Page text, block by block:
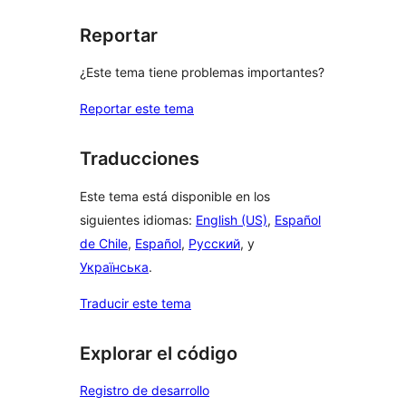
Reportar
¿Este tema tiene problemas importantes?
Reportar este tema
Traducciones
Este tema está disponible en los
siguientes idiomas: English (US), Español
de Chile, Español, Русский, y
Українська.
Traducir este tema
Explorar el código
Registro de desarrollo